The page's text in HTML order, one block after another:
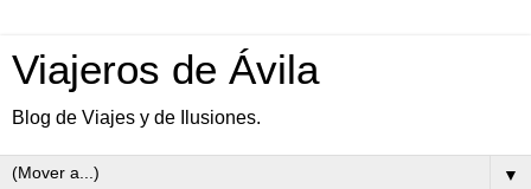
Viajeros de Ávila
Blog de Viajes y de Ilusiones.
▼